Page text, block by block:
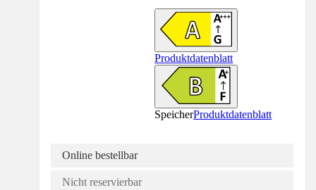
Produktdatenblatt
SpeicherProduktdatenblatt
Online bestellbar
Nicht reservierbar